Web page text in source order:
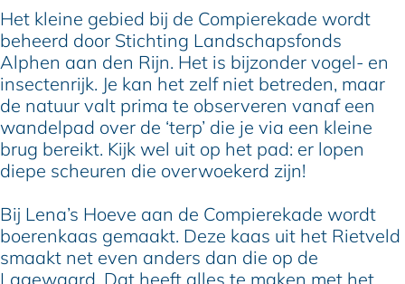
o
m
p
i
e
r
e
k
d
e
e
n
e
C
o
m
p
i
e
r
e
k
a
d
e
Het kleine gebied bij de Compierekade wordt
beheerd door Stichting Landschapsfonds
Alphen aan den Rijn. Het is bijzonder vogel- en
insectenrijk. Je kan het zelf niet betreden, maar
de natuur valt prima te observeren vanaf een
wandelpad over de ‘terp’ die je via een kleine
brug bereikt. Kijk wel uit op het pad: er lopen
diepe scheuren die overwoekerd zijn!
Bij Lena’s Hoeve aan de Compierekade wordt
boerenkaas gemaakt. Deze kaas uit het Rietveld
smaakt net even anders dan die op de
Lagewaard. Dat heeft alles te maken met het